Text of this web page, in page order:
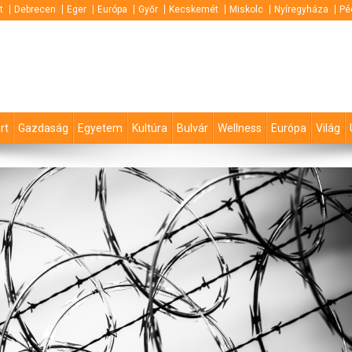
Debrecen Eger Európa Győr Kecskemét Miskolc Nyíregyháza
Gazdaság Egyetem Kultúra Bulvár Wellness Európa Világ